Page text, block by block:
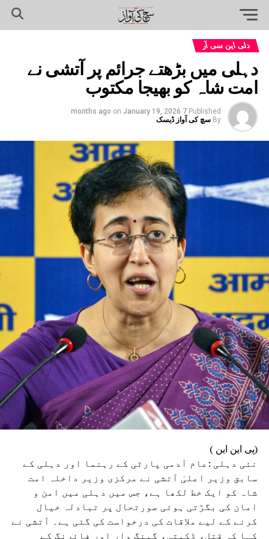
دلی این سی آر
دہلی میں بڑھتے جرائم پر آتشی نے
امت شاہ کو بھیجا مکتوب
Published
7 months ago
on January 19, 2026
By سچ کی آواز ڈیسک
(پی این این )
نئی دہلی :عام آدمی پارٹی کے رہنما اور دہلی کے
سابق وزیر اعلیٰ آتشی نے مرکزی وزیر داخلہ امت
شاہ کو ایک خط لکھا ہے، جس میں دہلی میں امن و
امان کی بگڑتی ہوئی صورتحال پر تبادلہ خیال
کرنے کے لیے ملاقات کی درخواست کی گئی ہے۔ آتشی نے
کہا کہ قتل، ڈکیتی، گینگ وار اور فائرنگ کے